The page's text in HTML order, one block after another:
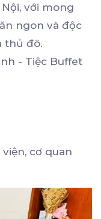
với mong
ngon và độc
thủ đô.
- Tiệc Buffet
cơ quan